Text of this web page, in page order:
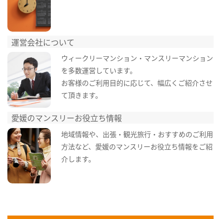
運営会社について
ウィークリーマンション・マンスリーマンション
を多数運営しています。
お客様のご利用目的に応じて、幅広くご紹介させ
て頂きます。
愛媛のマンスリーお役立ち情報
地域情報や、出張・観光旅行・おすすめのご利用
方法など、愛媛のマンスリーお役立ち情報をご紹
介します。